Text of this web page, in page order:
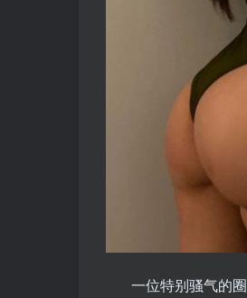
一位特别骚气的圈